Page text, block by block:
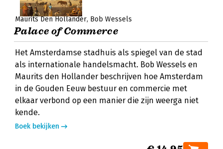
Maurits Den Hollander Bob Wessels
Palace of Commerce
Het Amsterdamse stadhuis als spiegel van de stad
als internationale handelsmacht. Bob Wessels en
Maurits den Hollander beschrijven hoe Amsterdam
in de Gouden Eeuw bestuur en commercie met
elkaar verbond op een manier die zijn weerga niet
kende.
Boek bekijken